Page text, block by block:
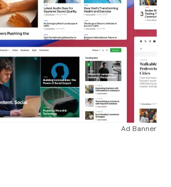
Ad Banner